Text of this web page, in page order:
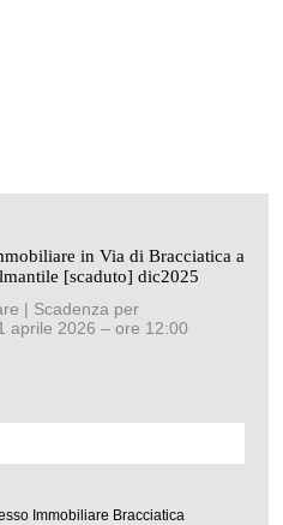
in Via di Bracciatica a
[scaduto] dic2025
| Scadenza per
aprile 2026 – ore 12:00
Immobiliare Bracciatica